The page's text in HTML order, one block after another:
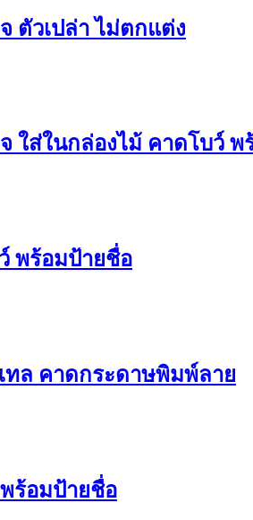
ตัวเปล่า ไม่ตกแต่ง
ใส่ในกล่องไม้ คาดโบว์ พ
พร้อมป้ายชื่อ
ทล คาดกระดาษพิมพ์ลาย
ร้อมป้ายชื่อ